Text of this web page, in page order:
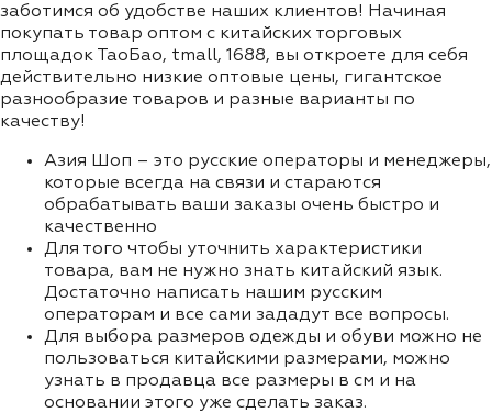
заботимся об удобстве наших клиентов! Начиная
покупать товар оптом с китайских торговых
площадок ТаоБао, tmall, 1688, вы откроете для себя
действительно низкие оптовые цены, гигантское
разнообразие товаров и разные варианты по
качеству!
Азия Шоп – это русские операторы и менеджеры,
которые всегда на связи и стараются
обрабатывать ваши заказы очень быстро и
качественно
Для того чтобы уточнить характеристики
товара, вам не нужно знать китайский язык.
Достаточно написать нашим русским
операторам и все сами зададут все вопросы.
Для выбора размеров одежды и обуви можно не
пользоваться китайскими размерами, можно
узнать в продавца все размеры в см и на
основании этого уже сделать заказ.